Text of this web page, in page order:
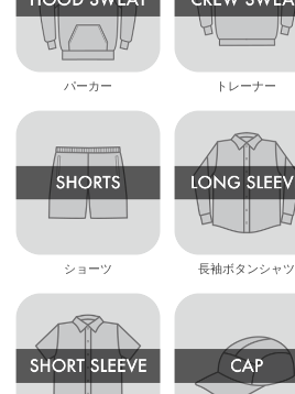
パーカー トレーナー
ショーツ 長袖ボタンシャツ